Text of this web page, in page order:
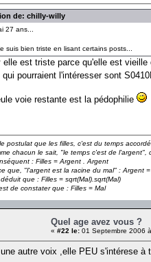
de: chilly-willy
27 ans...
suis bien triste en lisant certains posts...
elle est triste parce qu'elle est
qui pourraient l'intéresser sont
voie restante est la pédophilie
postulat que les filles, c'est du temps
chacun le sait, "le temps c'est de l'argent",
: Filles = Argent . Argent
que, "l'argent est la racine du mal" : Argent =
que : Filles = sqrt(Mal).sqrt(Mal)
de constater que : Filles = Mal
Quel age avez vous ?
« #22 le: 01 Septembre 2006
autre voix ,elle PEU s'intérese à